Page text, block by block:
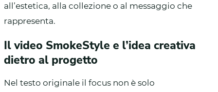
all’estetica, alla collezione o al messaggio che
rappresenta.
Il video SmokeStyle e l’idea creativa
dietro al progetto
Nel testo originale il focus non è solo